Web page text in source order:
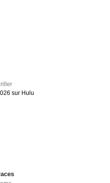
sur Hulu